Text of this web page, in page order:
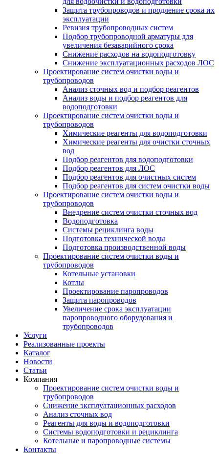
Защита трубопроводов и продление срока их
эксплуатации
Ревизия трубопроводных систем
Подбор трубопроводной арматуры для
увеличения безаварийного срока
Снижение расходов на водоподготовку
Снижение эксплуатационных расходов ЛОС
Проектирование систем очистки воды и
трубопроводов
Анализ сточных вод и подбор реагентов
Анализ воды и подбор реагентов для
водоподготовки
Проектирование систем очистки воды и
трубопроводов
Химические реагенты для водоподготовки
Химические реагенты для очистки сточных
вод
Подбор реагентов для водоподготовки
Подбор реагентов для ЛОС
Подбор реагентов для очистных систем
Подбор реагентов для систем очистки воды
Проектирование систем очистки воды и
трубопроводов
Внедрение систем очистки сточных вод
Водоподготовка
Системы рециклинга воды
Подготовка технической воды
Подготовка производственной воды
Проектирование систем очистки воды и
трубопроводов
Котельные установки
Котлы
Проектирование паропроводов
Защита паропроводов
Увеличение срока эксплуатации
паропроводного оборудования и
трубопроводов
Услуги
Реализованные проекты
Каталог
Новости
Статьи
Компания
Проектирование систем очистки воды и
трубопроводов
Снижение эксплуатационных расходов
Анализ сточных вод
Реагенты для воды и водоподготовки
Системы водоподготовки и рециклинга
Котельные и паропроводные системы
Контакты